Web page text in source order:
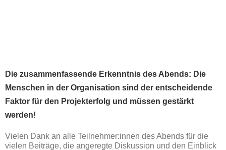
Die zusammenfassende Erkenntnis des Abends: Die
Menschen in der Organisation sind der entscheidende
Faktor für den Projekterfolg und müssen gestärkt
werden!
Vielen Dank an alle Teilnehmer:innen des Abends für die
vielen Beiträge, die angeregte Diskussion und den Einblick